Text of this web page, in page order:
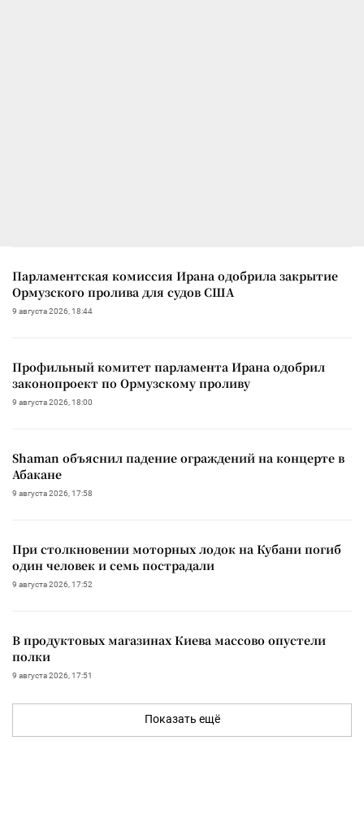
Парламентская комиссия Ирана одобрила закрытие
Ормузского пролива для судов США
9 августа 2026, 18:44
Профильный комитет парламента Ирана одобрил
законопроект по Ормузскому проливу
9 августа 2026, 18:00
Shaman объяснил падение ограждений на концерте в
Абакане
9 августа 2026, 17:58
При столкновении моторных лодок на Кубани погиб
один человек и семь пострадали
9 августа 2026, 17:52
В продуктовых магазинах Киева массово опустели
полки
9 августа 2026, 17:51
Показать ещё